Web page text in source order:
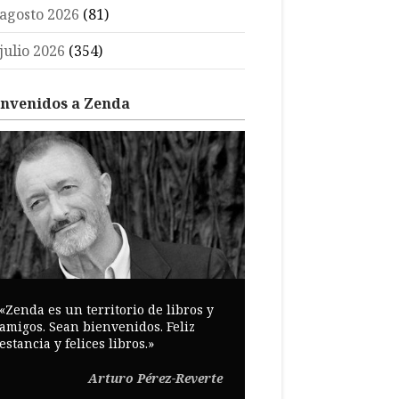
2026 (81)
2026 (354)
a Zenda
es un territorio de libros y
Sean bienvenidos. Feliz
y felices libros.»
Arturo Pérez-Reverte